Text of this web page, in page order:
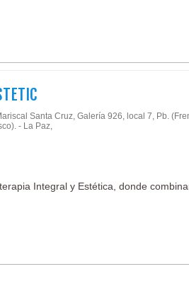
Santa Cruz, Galería 926, local 7, Pb.
- La Paz,
Integral y Estética, donde